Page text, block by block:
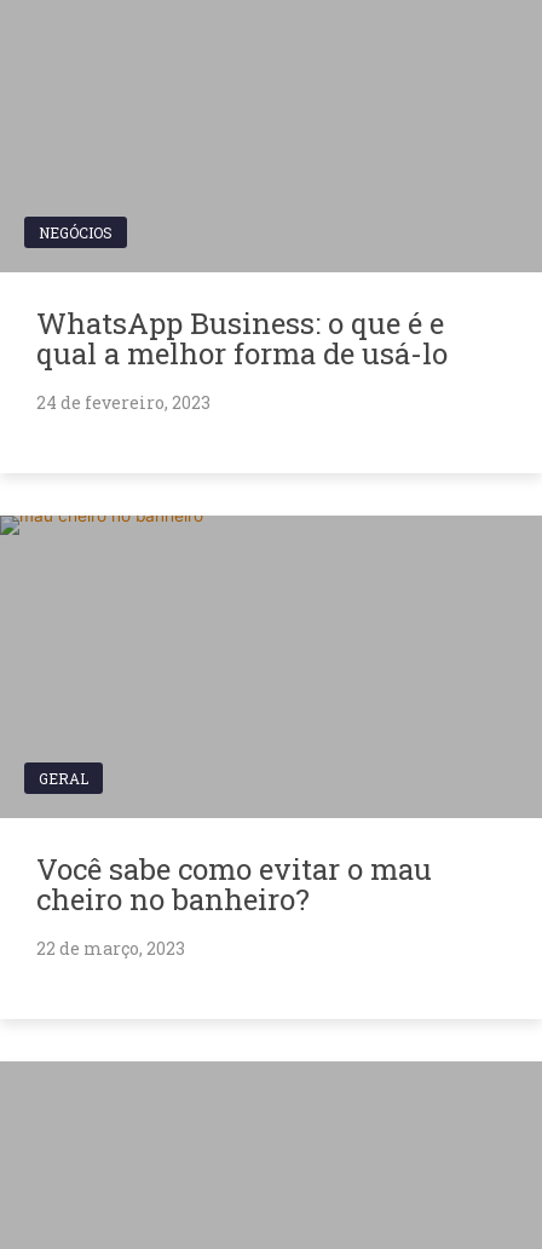
NEGÓCIOS
WhatsApp Business: o que é e
qual a melhor forma de usá-lo
24 de fevereiro, 2023
GERAL
Você sabe como evitar o mau
cheiro no banheiro?
22 de março, 2023